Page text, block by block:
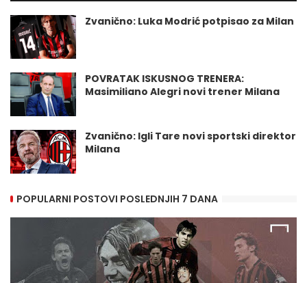
Zvanično: Luka Modrić potpisao za Milan
POVRATAK ISKUSNOG TRENERA:
Masimiliano Alegri novi trener Milana
Zvanično: Igli Tare novi sportski direktor
Milana
POPULARNI POSTOVI POSLEDNJIH 7 DANA